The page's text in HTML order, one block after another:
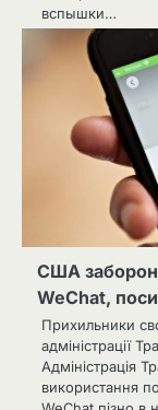
вспышки…
США
WeChat,
Прихильники
адміністрації
Адміністрація
використання